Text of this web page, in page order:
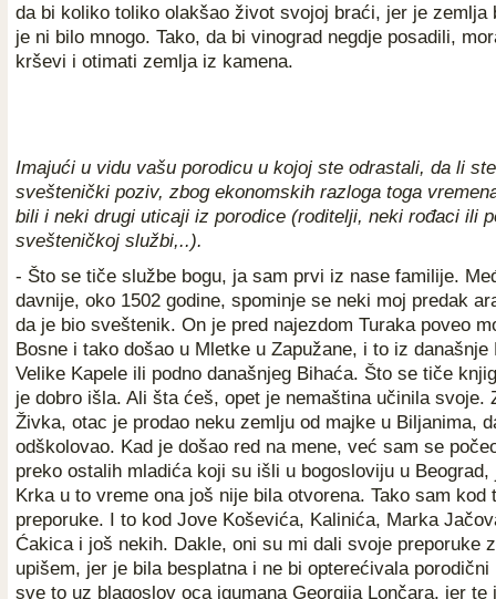
da bi koliko toliko olakšao život svojoj braći, jer je zemlja
je ni bilo mnogo. Tako, da bi vinograd negdje posadili,
krševi i otimati zemlja iz kamena.
Imajući u vidu vašu porodicu u kojoj ste odrastali, da li
sveštenički poziv, zbog ekonomskih razloga toga
bili i neki drugi uticaji iz porodice (roditelji, neki rođaci ili
svešteničkoj službi,..).
- Što se tiče službe bogu, ja sam prvi iz nase familije.
davnije, oko 1502 godine, spominje se neki moj predak
da je bio sveštenik. On je pred najezdom Turaka poveo
Bosne i tako došao u Mletke u Zapužane, i to iz današnje
Velike Kapele ili podno današnjeg Bihaća. Što se tiče
je dobro išla. Ali šta ćeš, opet je nemaština učinila svoje.
Živka, otac je prodao neku zemlju od majke u Biljanima,
odškolovao. Kad je došao red na mene, već sam se
preko ostalih mladića koji su išli u bogosloviju u
Krka u to vreme ona još nije bila otvorena. Tako sam kod
preporuke. I to kod Jove Koševića, Kalinića, Marka
Ćakica i još nekih. Dakle, oni su mi dali svoje preporuke
upišem, jer je bila besplatna i ne bi opterećivala
sve to uz blagoslov oca igumana Georgija Lončara, jer te